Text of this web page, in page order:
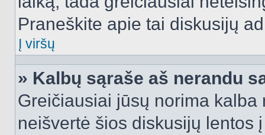
Praneškite apie tai diskusijų
Į viršų
» Kalbų sąraše aš nerandu
Greičiausiai jūsų norima
neišvertė šios diskusijų lentos